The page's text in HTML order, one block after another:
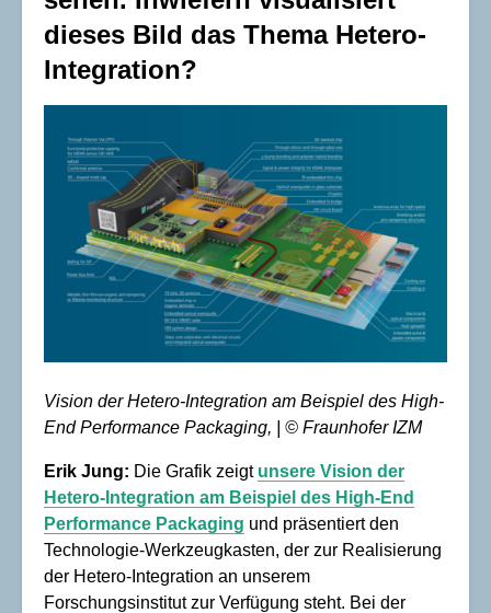
dieses Bild das Thema Hetero-
Integration?
Vision der Hetero-Integration am Beispiel des High-
End Performance Packaging, | © Fraunhofer IZM
Erik Jung: Die Grafik zeigt unsere Vision der
Hetero-Integration am Beispiel des High-End
Performance Packaging und präsentiert den
Technologie-Werkzeugkasten, der zur Realisierung
der Hetero-Integration an unserem
Forschungsinstitut zur Verfügung steht. Bei der